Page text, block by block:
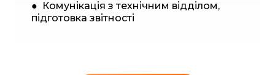
● Комунікація з технічним відділом,
підготовка звітності